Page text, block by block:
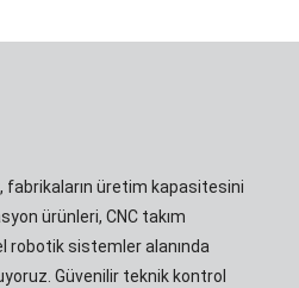
fabrikaların üretim kapasitesini
ürünleri, CNC takım
robotik sistemler alanında
Güvenilir teknik kontrol